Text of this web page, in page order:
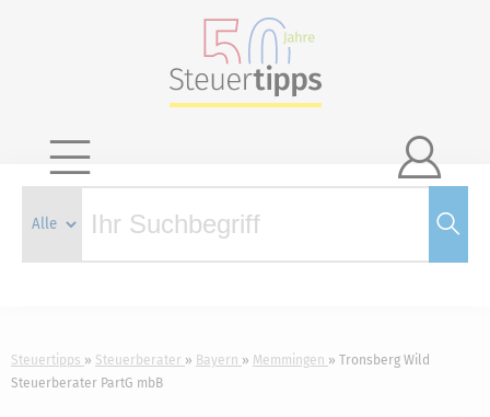

Steuertipps Steuerberater Bayern Memmingen
Tronsberg Wild
Steuerberater PartG mbB